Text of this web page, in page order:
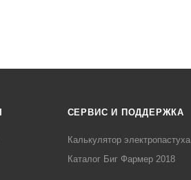
СЕРВИС И ПОДДЕРЖКА
Калькулятор электропастуха
Каталог Биг Фармер 2018